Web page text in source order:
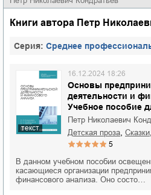
Книги автора Петр
Cерия: Среднее
текст
Основы
деятельности и
Учебное пособие
16.12.2024 18:26
Петр Николаевич
детская проза
сказки
5
В данном учебном пособии
касающиеся организации
финансового анализа. Оно состо…